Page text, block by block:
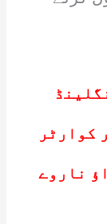
کوارٹر
ناروے